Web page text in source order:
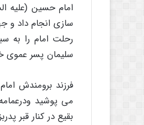
امام حسین (علیه
سازی انجام داد و
رحلت امام را به
سلیمان پسر عموی
فرزند برومندش
می پوشید
بقیع در کنار قبر